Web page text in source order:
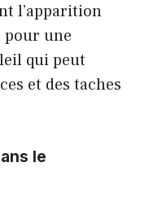
l’apparition
pour une
qui peut
et des taches
le